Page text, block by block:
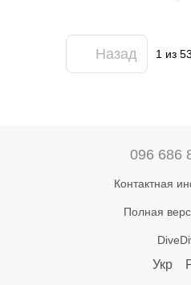
Назад 1из 53
096 686
Контактная
Полная
Укр